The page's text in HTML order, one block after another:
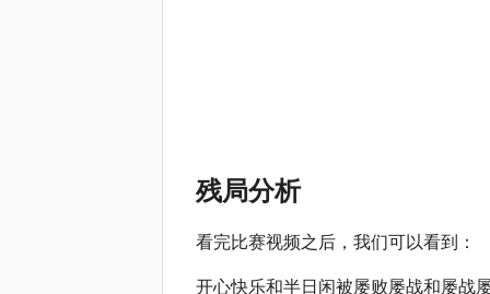
残局分析
看完比赛视频之后，我们可以看到：
开心快乐和半日闲被屡败屡战和屡战